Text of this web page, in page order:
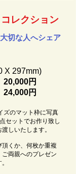
レクション
切な人へシェア
X 297mm)
円
円
ズのマット枠に写真
点セットでお作り致し
しいたします。
くか、何枚か重複
両親へのプレゼン